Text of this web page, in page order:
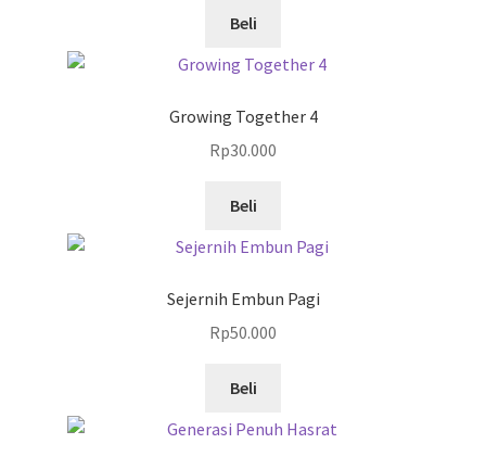
Beli
Growing Together 4
Rp30.000
Beli
Sejernih Embun Pagi
Rp50.000
Beli